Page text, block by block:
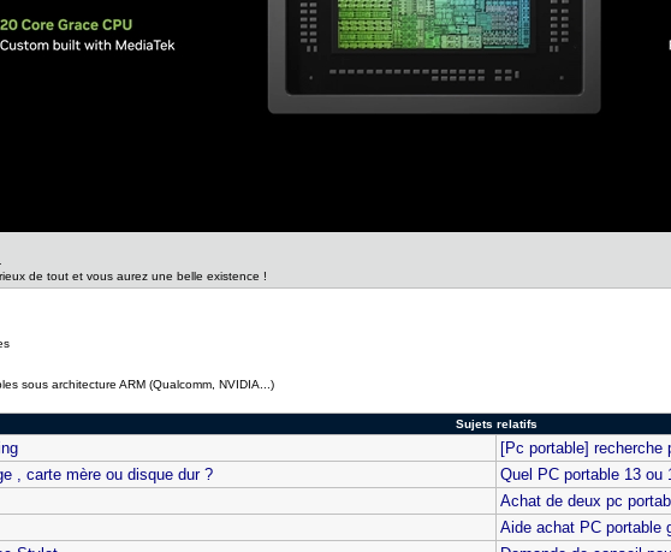
de tout et vous aurez une belle existence !
sous architecture ARM (Qualcomm, NVIDIA...)
Sujets relatifs
[Pc portable] recherche
, carte mère ou disque dur ?
Quel PC portable 13 ou
Achat de deux pc
Aide achat PC portable